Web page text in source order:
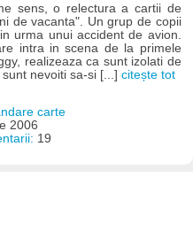
sens, o relectura a cartii de
de vacanta". Un grup de copii
urma unui accident de avion.
intra in scena de la primele
realizeaza ca sunt izolati de
sunt nevoiti sa-si [...]citește tot
carte
2006
19